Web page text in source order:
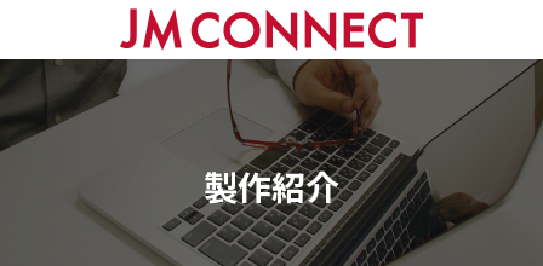
テ
ツ
ス
ゲ
シ
ン
製作紹介